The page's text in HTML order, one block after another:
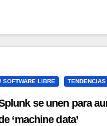
SOFTWARE LIBRE TENDENCIAS
se unen para
‘machine data’